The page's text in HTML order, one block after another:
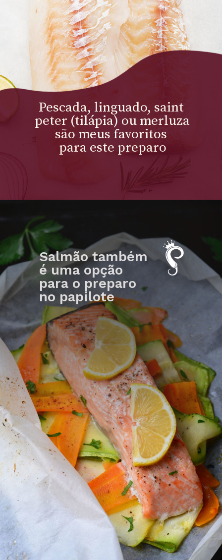
Pescada, linguado, saint
peter (tilápia) ou merluza
são meus favoritos
para este preparo
Salmão também
é uma opção
para o preparo
no papilote